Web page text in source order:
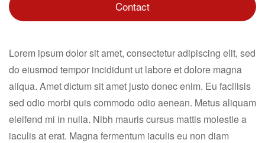
Contact
Lorem ipsum dolor sit amet, consectetur adipiscing elit, sed
do eiusmod tempor incididunt ut labore et dolore magna
aliqua. Amet dictum sit amet justo donec enim. Eu facilisis
sed odio morbi quis commodo odio aenean. Metus aliquam
eleifend mi in nulla. Nibh mauris cursus mattis molestie a
iaculis at erat. Magna fermentum iaculis eu non diam